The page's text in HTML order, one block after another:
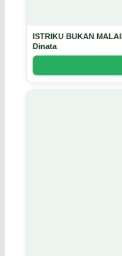
ISTRIKU BUKAN
Dinata